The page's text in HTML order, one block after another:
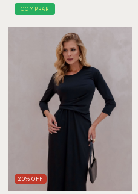
COMPRAR
20% OFF